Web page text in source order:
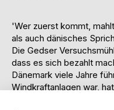
'Wer zuerst kommt,
als auch dänisches
Die Gedser
dass es sich bezahlt
Dänemark viele Jahre
Windkraftanlagen war,
in Zusammenhang mit